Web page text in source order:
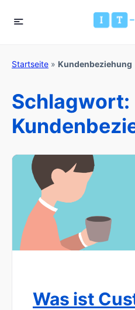
Startseite » Kundenbeziehung
Schlagwort:
Was ist